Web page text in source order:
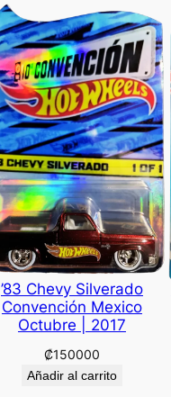
’83 Chevy Silverado
Convención Mexico
Octubre | 2017
₡150000
Añadir al carrito